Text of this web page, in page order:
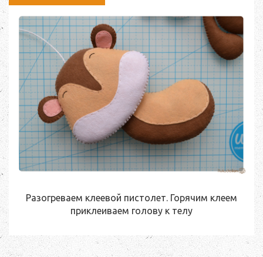
Разогреваем клеевой пистолет. Горячим клеем
приклеиваем голову к телу